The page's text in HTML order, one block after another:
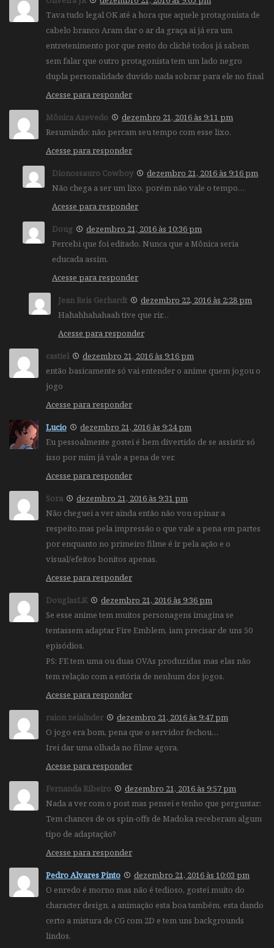
Tava tudo legal OK até a hora que aquele protagonista de
cabelo branco Aram dar o ar da graça ai já era um
entretenimento por que resto do clichê todos já sabem
sem falar que outro protagonista tem um lado negro
dupla personalidade duvido nada sobrar para ele no final
Acesse para responder
Mônica Azevedo
dezembro 21, 2016 às 9:11 pm
Resumindo: não percam seu tempo com esse lixo.
Acesse para responder
Dionossauro Cowboy
dezembro 21, 2016 às 9:16 pm
Não chega a ser um lixo, porém não vale o tempo…
Acesse para responder
Doug
dezembro 21, 2016 às 10:36 pm
Percebi que foi editado. Nunca que a Mônica seria
educada assim.
Acesse para responder
Jean Reis Gerhardt
dezembro 22, 2016 às 2:28 pm
Hahahhahahaah tive que rir…
Acesse para responder
castiel
dezembro 21, 2016 às 9:16 pm
então basicamente só vai entender o anime quem jogou o
jogo
Acesse para responder
Lucio
dezembro 21, 2016 às 9:24 pm
Eu pessoalmente gostei é bem divertido de se assistir só
isso por mim já vale a pena de ver.
Acesse para responder
Sora
dezembro 21, 2016 às 9:31 pm
Não cheguei a ver ainda então não vou opinar a
respeito,mas pela impressão o que vale a pena em partes
por enquanto no primeiro filme é ir pela ação e o
visual/efeitos bonitos apenas.
Acesse para responder
DouglasLK
dezembro 21, 2016 às 9:36 pm
Se esse anime tem muitos personagens imagina se
tentassem adaptar Fire Emblem, iam precisar de uns 50
episódios.
PS: FE tem uma ou duas OVAs produzidas mas elas não
tem relação com a estória de nenhum dos jogos.
Acesse para responder
raion zeialnder
dezembro 21, 2016 às 9:47 pm
O jogo era bom, pena que o servidor fechou…
Irei dar uma olhada no filme agora.
Acesse para responder
Fernanda Ribeiro
dezembro 21, 2016 às 9:57 pm
Nada a ver com o post mas pensei e tenho que perguntar:
Tem chances de os spin-offs de Madoka receberam algum
tipo de adaptação?
Acesse para responder
Pedro Alvares Pinto
dezembro 21, 2016 às 10:03 pm
O enredo é morno mas não é tedioso, gostei muito do
character design, a animação esta boa também, esta dando
certo a mistura de CG com 2D e tem uns backgrounds
lindos.